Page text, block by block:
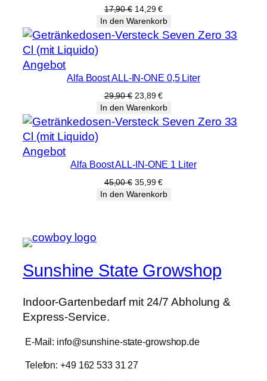
Angebot17,90€ Ursprünglicher
Preis
war:
17,90 €
14,29€Aktueller
Preis
ist:
14,29 €.
In den Warenkorb
AngebotProdukt
im
Angebot
Alfa Boost ALL-IN-ONE 0,5 Liter
29,90€ Ursprünglicher
Preis
war:
29,90 €
23,89€Aktueller
Preis
ist:
23,89 €.
In den Warenkorb
AngebotProdukt
im
Angebot
Alfa Boost ALL-IN-ONE 1 Liter
45,00€ Ursprünglicher
Preis
35,99€Aktueller
Preis
In den Warenkorb
Sunshine State Growshop
Indoor-Gartenbedarf mit 24/7 Abholung &
Express-Service.
E-Mail: info@sunshine-state-growshop.de
Telefon: +49 162 533 31 27